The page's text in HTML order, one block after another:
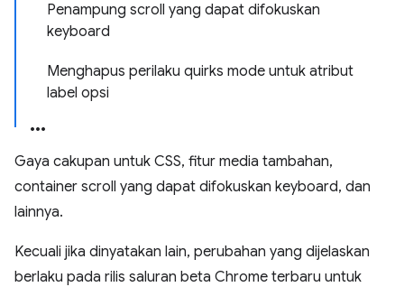
Penampung scroll yang dapat difokuskan
keyboard
Menghapus perilaku quirks mode untuk atribut
label opsi
Gaya cakupan untuk CSS, fitur media tambahan,
container scroll yang dapat difokuskan keyboard, dan
lainnya.
Kecuali jika dinyatakan lain, perubahan yang dijelaskan
berlaku pada rilis saluran beta Chrome terbaru untuk